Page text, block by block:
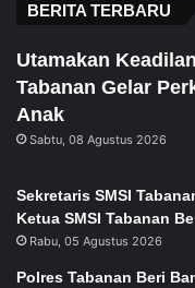
BERITA TERBARU
Utamakan
Tabanan Gelar
Anak
Sabtu, 08 Agustus 2026
Sekretaris SMSI
Ketua SMSI Tabanan
Rabu, 05 Agustus 2026
Polres Tabanan Beri